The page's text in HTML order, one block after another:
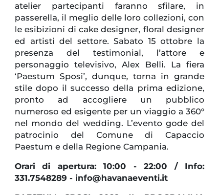
atelier partecipanti faranno sfilare, in
passerella, il meglio delle loro collezioni, con
le esibizioni di cake designer, floral designer
ed artisti del settore. Sabato 15 ottobre la
presenza del testimonial, l’attore e
personaggio televisivo, Alex Belli. La fiera
‘Paestum Sposi’, dunque, torna in grande
stile dopo il successo della prima edizione,
pronto ad accogliere un pubblico
numeroso ed esigente per un viaggio a 360°
nel mondo del wedding. L’evento gode del
patrocinio del Comune di Capaccio
Paestum e della Regione Campania.
Orari di apertura: 10:00 - 22:00 / Info:
331.7548289 - info@havanaeventi.it